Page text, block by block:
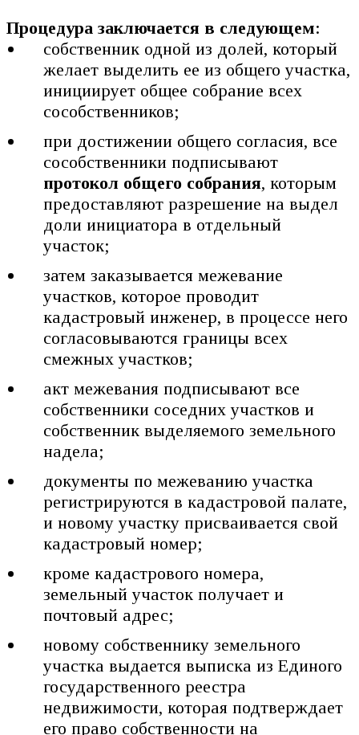
Процедура заключается в следующем:
собственник одной из долей, который
желает выделить ее из общего участка,
инициирует общее собрание всех
сособственников;
при достижении общего согласия, все
сособственники подписывают
протокол общего собрания, которым
предоставляют разрешение на выдел
доли инициатора в отдельный
участок;
затем заказывается межевание
участков, которое проводит
кадастровый инженер, в процессе него
согласовываются границы всех
смежных участков;
акт межевания подписывают все
собственники соседних участков и
собственник выделяемого земельного
надела;
документы по межеванию участка
регистрируются в кадастровой палате,
и новому участку присваивается свой
кадастровый номер;
кроме кадастрового номера,
земельный участок получает и
почтовый адрес;
новому собственнику земельного
участка выдается выписка из Единого
государственного реестра
недвижимости, которая подтверждает
его право собственности на